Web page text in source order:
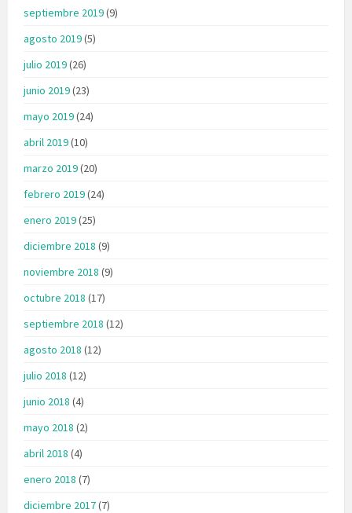
septiembre 2019(9)
agosto 2019(5)
julio 2019(26)
junio 2019(23)
mayo 2019(24)
abril 2019(10)
marzo 2019(20)
febrero 2019(24)
enero 2019(25)
diciembre 2018 (9)
noviembre 2018 (9)
octubre 2018 (17)
septiembre 2018 (12)
agosto 2018 (12)
julio 2018 (12)
junio 2018 (4)
mayo 2018 (2)
abril 2018 (4)
enero 2018 (7)
diciembre 2017(7)